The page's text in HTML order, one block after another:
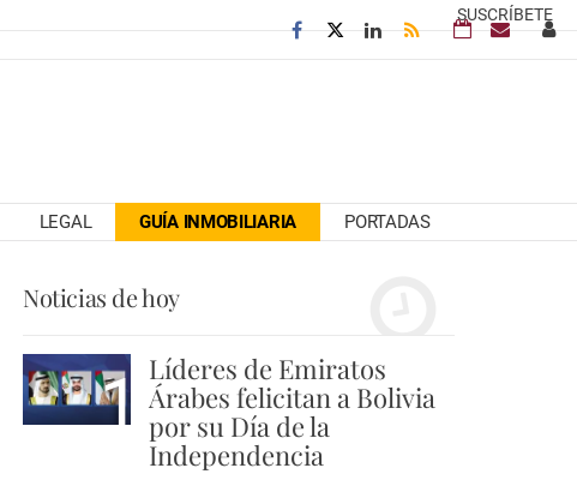
SUSCRÍBETE
LEGAL GUÍA INMOBILIARIA PORTADAS
Noticias de hoy
1 Líderes de Emiratos
Árabes felicitan a Bolivia
por su Día de la
Independencia